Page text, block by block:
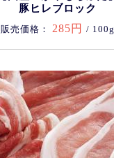
豚ヒレブロック
販売価格： 285円 / 100g